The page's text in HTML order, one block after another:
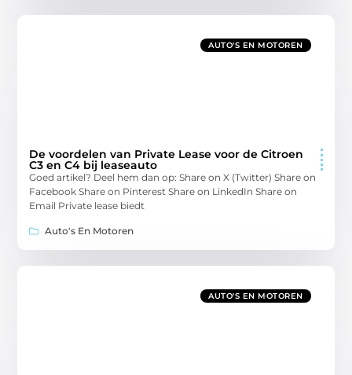
AUTO'S EN MOTOREN
De voordelen van Private Lease voor de Citroen
C3 en C4 bij leaseauto
Goed artikel? Deel hem dan op: Share on X (Twitter) Share on
Facebook Share on Pinterest Share on LinkedIn Share on
Email Private lease biedt
Auto's En Motoren
AUTO'S EN MOTOREN